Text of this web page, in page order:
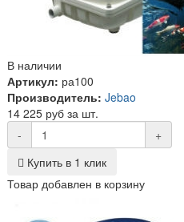
В наличии
Артикул: ра100
Производитель: Jebao
14 225 руб за шт.
-
+
Купить в 1 клик
Товар добавлен в корзину